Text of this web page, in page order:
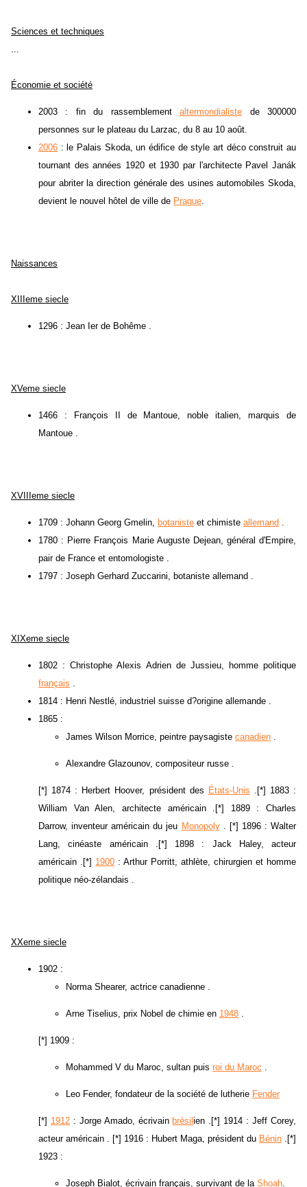
Sciences et techniques
...
Économie et société
2003 : fin du rassemblementaltermondialiste de 300000
personnes sur le plateau du Larzac, du 8 au 10 août.
2006 : le Palais Skoda, un édifice de style art déco construit au
tournant des années 1920 et 1930 par l'architecte Pavel Janák
pour abriter la direction générale des usines automobiles Skoda,
devient le nouvel hôtel de ville de Prague.
Naissances
XIIIeme siecle
1296 : Jean Ier de Bohême .
XVeme siecle
1466 : François II de Mantoue, noble italien, marquis de
Mantoue .
XVIIIeme siecle
1709 : Johann Georg Gmelin, botaniste et chimiste allemand .
1780 : Pierre François Marie Auguste Dejean, général d'Empire,
pair de France et entomologiste .
1797 : Joseph Gerhard Zuccarini, botaniste allemand .
XIXeme siecle
1802 : Christophe Alexis Adrien de Jussieu, homme politique
français .
1814 : Henri Nestlé, industriel suisse d?origine allemande .
1865 :
James Wilson Morrice, peintre paysagiste canadien .
Alexandre Glazounov, compositeur russe .
[*] 1874 : Herbert Hoover, président des États-Unis .[*] 1883 :
William Van Alen, architecte américain .[*] 1889 : Charles
Darrow, inventeur américain du jeu Monopoly. [*] 1896 : Walter
Lang, cinéaste américain .[*] 1898 : Jack Haley, acteur
américain .[*] 1900 : Arthur Porritt, athlète, chirurgien et homme
politique néo-zélandais .
XXeme siecle
1902 :
Norma Shearer, actrice canadienne .
Arne Tiselius, prix Nobel de chimie en 1948 .
[*] 1909 :
Mohammed V du Maroc, sultan puis roi du Maroc .
Leo Fender, fondateur de la société de lutherie Fender
[*] 1912: Jorge Amado, écrivain brésilien .[*] 1914 : Jeff Corey,
acteur américain . [*] 1916 : Hubert Maga, président du Bénin .[*]
1923 :
Joseph Bialot, écrivain français, survivant de la Shoah.